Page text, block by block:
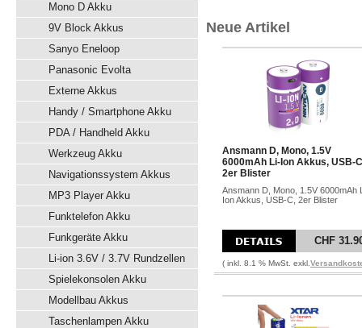
Mono D Akku
9V Block Akkus
Sanyo Eneloop
Panasonic Evolta
Externe Akkus
Handy / Smartphone Akku
PDA / Handheld Akku
Werkzeug Akku
Navigationssystem Akkus
MP3 Player Akku
Funktelefon Akku
Funkgeräte Akku
Li-ion 3.6V / 3.7V Rundzellen
Spielekonsolen Akku
Modellbau Akkus
Taschenlampen Akku
Neue Artikel
Ansmann D, Mono, 1.5V
6000mAh Li-Ion Akkus, USB-
2er Blister
Ansmann D, Mono, 1.5V 6000mAh
Ion Akkus, USB-C, 2er Blister
CHF
( inkl. 8.1 % MwSt. exkl.